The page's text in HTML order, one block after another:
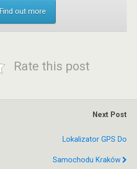
Find out more
Rate this post
Next Post
Lokalizator GPS Do
Samochodu Kraków